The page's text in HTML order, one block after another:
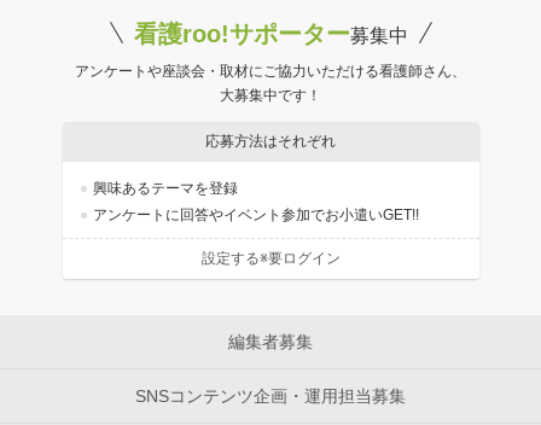
看護roo!サポーター募集中
アンケートや座談会・取材にご協力いただける看護師さん、
大募集中です！
応募方法はそれぞれ
興味あるテーマを登録
アンケートに回答やイベント参加でお小遣いGET!!
設定する※要ログイン
編集者募集
SNSコンテンツ企画・運用担当募集